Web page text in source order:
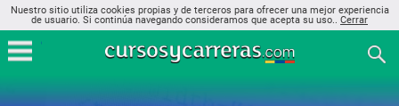
Nuestro sitio utiliza cookies propias y de terceros para ofrecer una mejor experiencia
de usuario. Si continúa navegando consideramos que acepta su uso.. Cerrar